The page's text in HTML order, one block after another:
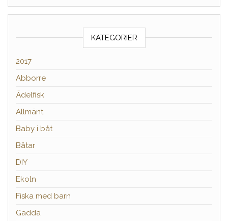
KATEGORIER
2017
Abborre
Ädelfisk
Allmänt
Baby i båt
Båtar
DIY
Ekoln
Fiska med barn
Gädda